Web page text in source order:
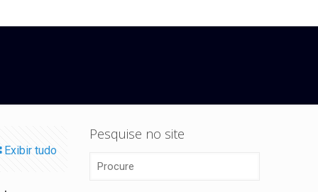
Exibir tudo
Pesquise no site